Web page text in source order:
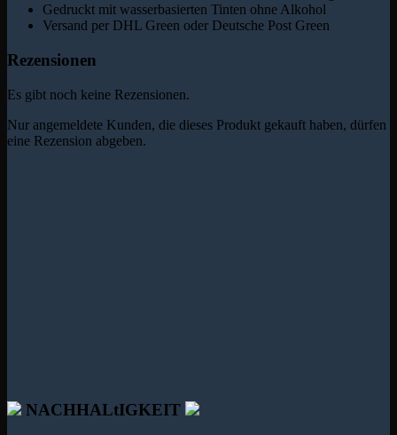
Gedruckt mit wasserbasierten Tinten ohne Alkohol
Versand per DHL Green oder Deutsche Post Green
Rezensionen
Es gibt noch keine Rezensionen.
Nur angemeldete Kunden, die dieses Produkt gekauft haben, dürfen
eine Rezension abgeben.
NACHHALtIGKEIT